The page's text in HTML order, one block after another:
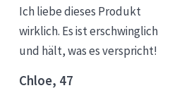
Ich liebe dieses Produkt
wirklich. Es ist erschwinglich
und hält, was es verspricht!
Chloe, 47